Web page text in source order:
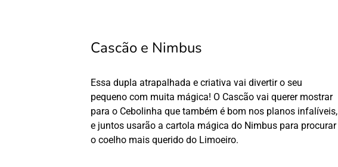
Cascão e Nimbus
Essa dupla atrapalhada e criativa vai divertir o seu
pequeno com muita mágica! O Cascão vai querer mostrar
para o Cebolinha que também é bom nos planos infalíveis,
e juntos usarão a cartola mágica do Nimbus para procurar
o coelho mais querido do Limoeiro.